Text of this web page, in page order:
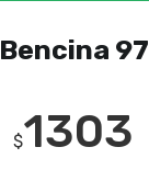
Bencina 97
$1303